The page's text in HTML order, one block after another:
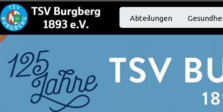
Abteilungen